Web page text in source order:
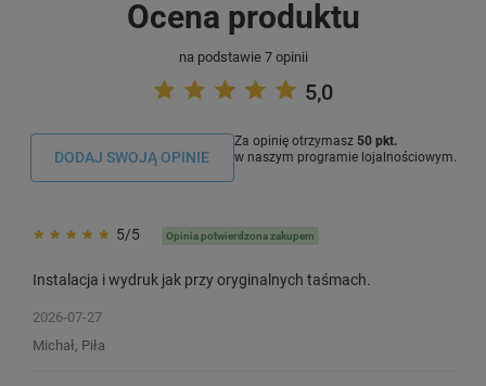
Ocena produktu
na podstawie 7 opinii
5,0
DODAJ SWOJĄ OPINIE
Za opinię otrzymasz 50 pkt.
w naszym programie lojalnościowym.
5/5 Opinia potwierdzona zakupem
Instalacja i wydruk jak przy oryginalnych taśmach.
2026-07-27
Michał, Piła